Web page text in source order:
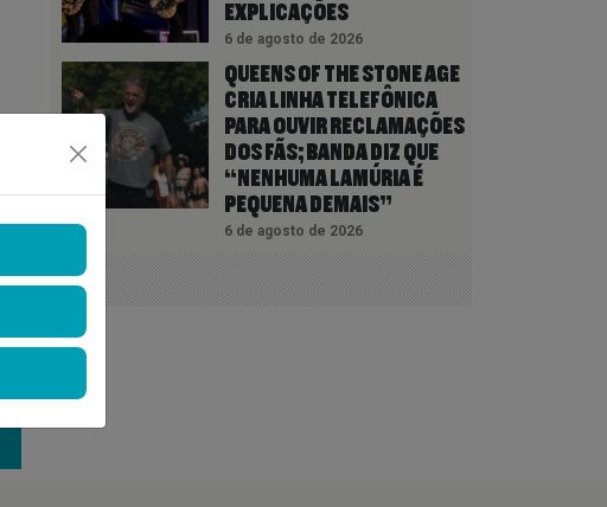
EXPLICAÇÕES
6 de agosto de 2026
QUEENS OF THE STONE AGE
CRIA LINHA TELEFÔNICA
PARA OUVIR RECLAMAÇÕES
DOS FÃS; BANDA DIZ QUE
“NENHUMA LAMÚRIA É
PEQUENA DEMAIS”
6 de agosto de 2026